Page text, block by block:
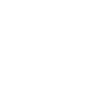
ちゃ。